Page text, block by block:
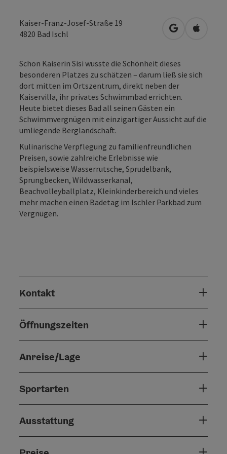
Kaiser-Franz-Josef-Straße 19
4820 Bad Ischl in Google
in
Schon Kaiserin Sisi wusste die Schönheit dieses
besonderen Platzes zu schätzen – darum ließ sie sich
dort mitten im Ortszentrum, direkt neben der
Kaiservilla, ihr privates Schwimmbad errichten.
Heute bietet dieses Bad all seinen Gästen ein
Schwimmvergnügen mit einzigartiger Aussicht auf die
umliegende Berglandschaft.
Kulinarische Verpflegung zu familienfreundlichen
Preisen, sowie zahlreiche Erlebnisse wie
beispielsweise Wasserrutsche, Sprudelbank,
Sprungbecken, Wildwasserkanal,
Beachvolleyballplatz, Kleinkinderbereich und vieles
mehr machen einen Badetag im Ischler Parkbad zum
Vergnügen.
Kontakt
Öffnungszeiten
Anreise/Lage
Sportarten
Ausstattung